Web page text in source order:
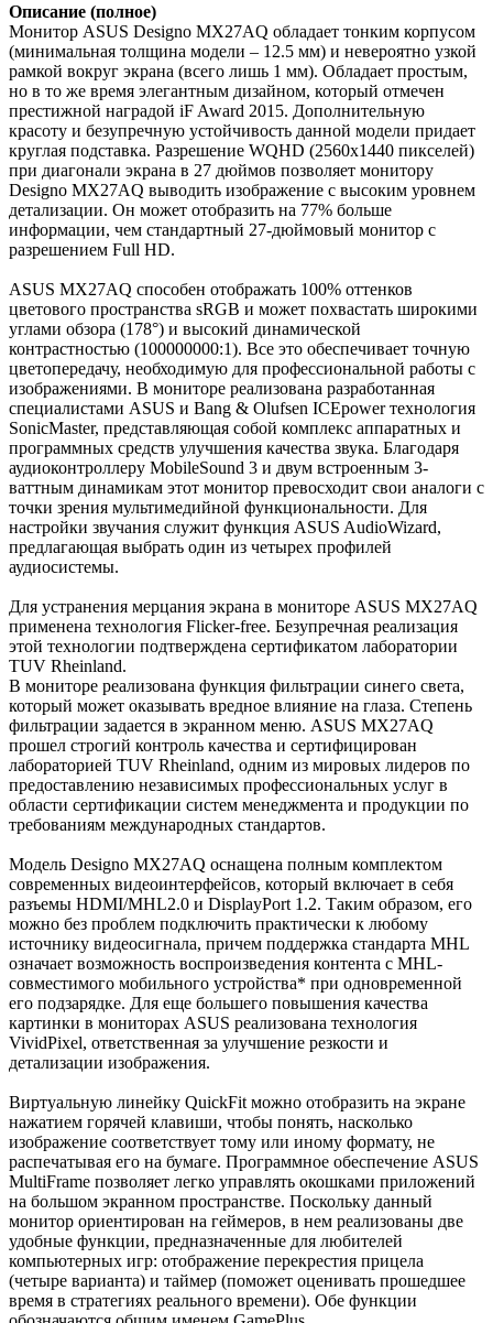
Описание (полное)
Монитор ASUS Designo MX27AQ обладает тонким корпусом
(минимальная толщина модели – 12.5 мм) и невероятно узкой
рамкой вокруг экрана (всего лишь 1 мм). Обладает простым,
но в то же время элегантным дизайном, который отмечен
престижной наградой iF Award 2015. Дополнительную
красоту и безупречную устойчивость данной модели придает
круглая подставка. Разрешение WQHD (2560x1440 пикселей)
при диагонали экрана в 27 дюймов позволяет монитору
Designo MX27AQ выводить изображение с высоким уровнем
детализации. Он может отобразить на 77% больше
информации, чем стандартный 27-дюймовый монитор с
разрешением Full HD.
ASUS MX27AQ способен отображать 100% оттенков
цветового пространства sRGB и может похвастать широкими
углами обзора (178°) и высокий динамической
контрастностью (100000000:1). Все это обеспечивает точную
цветопередачу, необходимую для профессиональной работы с
изображениями. В мониторе реализована разработанная
специалистами ASUS и Bang & Olufsen ICEpower технология
SonicMaster, представляющая собой комплекс аппаратных и
программных средств улучшения качества звука. Благодаря
аудиоконтроллеру MobileSound 3 и двум встроенным 3-
ваттным динамикам этот монитор превосходит свои аналоги с
точки зрения мультимедийной функциональности. Для
настройки звучания служит функция ASUS AudioWizard,
предлагающая выбрать один из четырех профилей
аудиосистемы.
Для устранения мерцания экрана в мониторе ASUS MX27AQ
применена технология Flicker-free. Безупречная реализация
этой технологии подтверждена сертификатом лаборатории
TUV Rheinland.
В мониторе реализована функция фильтрации синего света,
который может оказывать вредное влияние на глаза. Степень
фильтрации задается в экранном меню. ASUS MX27AQ
прошел строгий контроль качества и сертифицирован
лабораторией TUV Rheinland, одним из мировых лидеров по
предоставлению независимых профессиональных услуг в
области сертификации систем менеджмента и продукции по
требованиям международных стандартов.
Модель Designo MX27AQ оснащена полным комплектом
современных видеоинтерфейсов, который включает в себя
разъемы HDMI/MHL2.0 и DisplayPort 1.2. Таким образом, его
можно без проблем подключить практически к любому
источнику видеосигнала, причем поддержка стандарта MHL
означает возможность воспроизведения контента с MHL-
совместимого мобильного устройства* при одновременной
его подзарядке. Для еще большего повышения качества
картинки в мониторах ASUS реализована технология
VividPixel, ответственная за улучшение резкости и
детализации изображения.
Виртуальную линейку QuickFit можно отобразить на экране
нажатием горячей клавиши, чтобы понять, насколько
изображение соответствует тому или иному формату, не
распечатывая его на бумаге. Программное обеспечение ASUS
MultiFrame позволяет легко управлять окошками приложений
на большом экранном пространстве. Поскольку данный
монитор ориентирован на геймеров, в нем реализованы две
удобные функции, предназначенные для любителей
компьютерных игр: отображение перекрестия прицела
(четыре варианта) и таймер (поможет оценивать прошедшее
время в стратегиях реального времени). Обе функции